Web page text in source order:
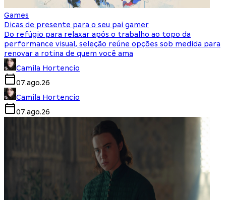
Games
Dicas de presente para o seu pai gamer
Do refúgio para relaxar após o trabalho ao topo da
performance visual, seleção reúne opções sob medida para
renovar a rotina de quem você ama
Camila Hortencio
07.ago.26
Camila Hortencio
07.ago.26